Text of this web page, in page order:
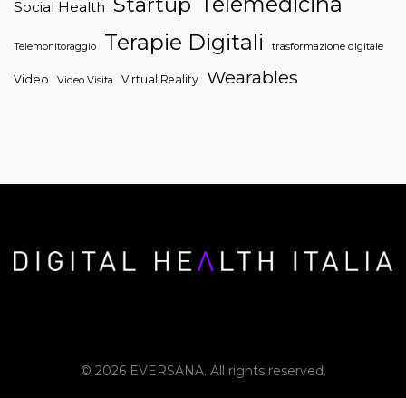
Social Health
Telemonitoraggio Terapie Digitali trasformazione digitale
Video Video Visita Virtual Reality Wearables
© 2026 EVERSANA. All rights reserved.